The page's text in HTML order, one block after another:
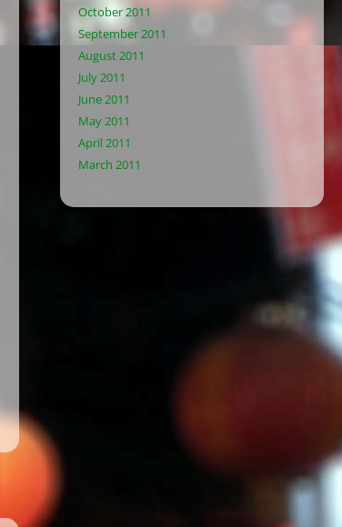
October 2011
September 2011
August 2011
July 2011
June 2011
May 2011
April 2011
March 2011